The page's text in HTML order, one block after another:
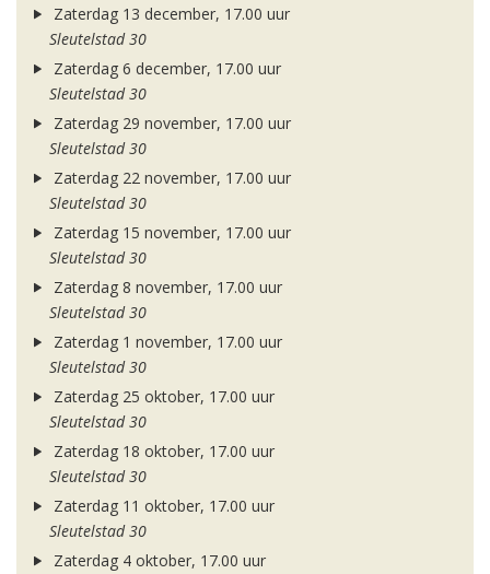
Zaterdag 13 december, 17.00 uur
Sleutelstad 30
Zaterdag 6 december, 17.00 uur
Sleutelstad 30
Zaterdag 29 november, 17.00 uur
Sleutelstad 30
Zaterdag 22 november, 17.00 uur
Sleutelstad 30
Zaterdag 15 november, 17.00 uur
Sleutelstad 30
Zaterdag 8 november, 17.00 uur
Sleutelstad 30
Zaterdag 1 november, 17.00 uur
Sleutelstad 30
Zaterdag 25 oktober, 17.00 uur
Sleutelstad 30
Zaterdag 18 oktober, 17.00 uur
Sleutelstad 30
Zaterdag 11 oktober, 17.00 uur
Sleutelstad 30
Zaterdag 4 oktober, 17.00 uur